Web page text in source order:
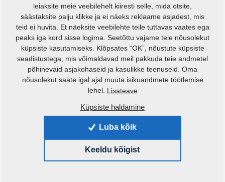
Toote kood: 3000045
See varuosa sobib ka järgmistele masinatele:
2,6600 Kg
Soovitame käesolevale tootele osta
leiaksite meie veebilehelt kiiresti selle, mida otsite,
säästaksite palju klikke ja ei näeks reklaame asjadest, mis
teid ei huvita. Et näeksite veebilehte teile tuttavas vaates ega
peaks iga kord sisse logima. Seetõttu vajame teie nõusolekut
küpsiste kasutamiseks. Klõpsates “OK”, nõustute küpsiste
seadistustega, mis võimaldavad meil pakkuda teie andmetel
põhinevaid asjakohaseid ja kasulikke teenuseid. Oma
nõusolekut saate igal ajal muuta isikuandmete töötlemise
lehel. Lisateave
Küpsiste haldamine
Luba kõik
Keeldu kõigist